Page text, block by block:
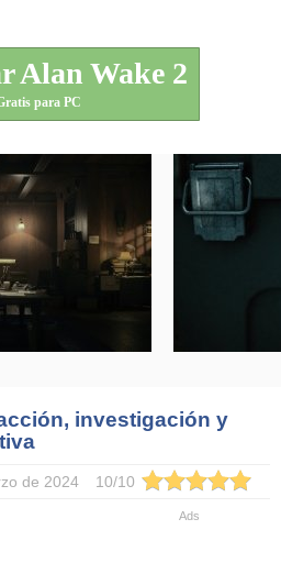
Alan Wake 2
para PC
investigación y
de 2024 10/10